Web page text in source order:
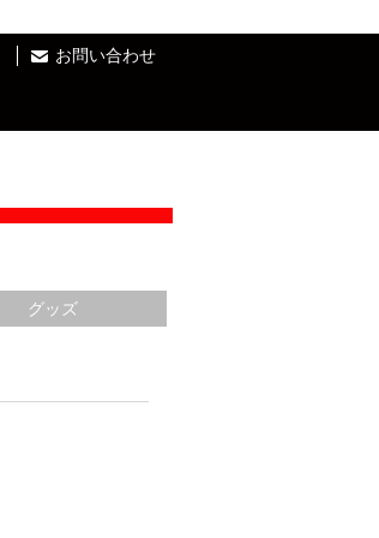
お問い合わせ
グッズ